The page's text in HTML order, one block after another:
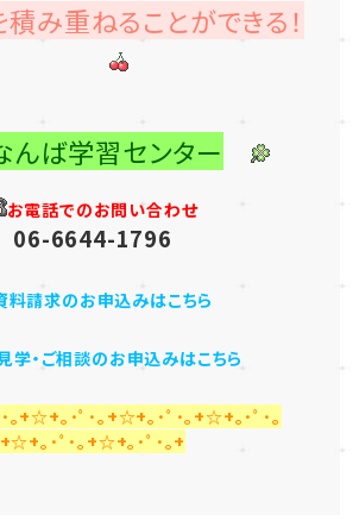
積み重ねることができる！
んば学習センター
お電話でのお問い合わせ
06-6644-1796
料請求のお申込みはこちら
学・ご相談のお申込みはこちら
｡+☆+｡･ﾟ･｡+☆+｡･ﾟ･｡+☆+｡･ﾟ･｡
+☆+｡･ﾟ･｡+☆+｡･ﾟ･｡+